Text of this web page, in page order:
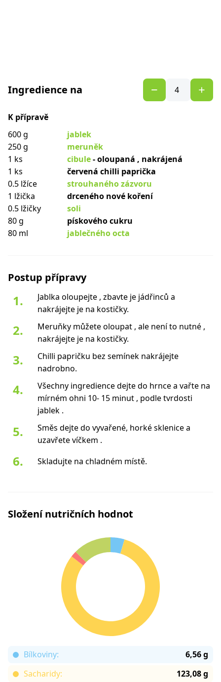
Ingredience na
K přípravě
600 g
jablek
250 g
meruněk
1 ks
cibule- oloupaná , nakrájená
1 ks
červená chilli paprička
0.5 lžíce
strouhaného zázvoru
1 lžička
drceného nové koření
0.5 lžičky
soli
80 g
pískového cukru
80 ml
jablečného octa
Postup přípravy
Jablka oloupejte , zbavte je jádřinců a
nakrájejte je na kostičky.
Meruňky můžete oloupat , ale není to nutné ,
nakrájejte je na kostičky.
Chilli papričku bez semínek nakrájejte
nadrobno.
Všechny ingredience dejte do hrnce a vařte na
mírném ohni 10- 15 minut , podle tvrdosti
jablek .
Směs dejte do vyvařené, horké sklenice a
uzavřete víčkem .
Skladujte na chladném místě.
Složení nutričních hodnot
Bílkoviny:
6,56 g
Sacharidy:
123,08 g